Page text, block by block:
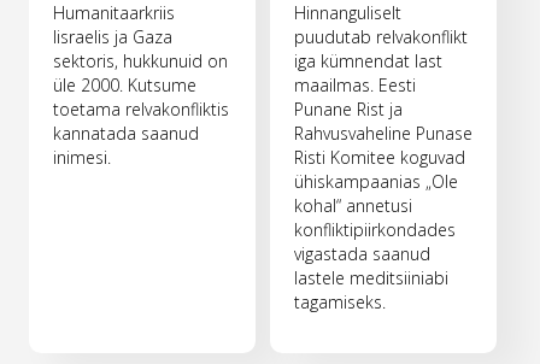
Humanitaarkriis
Iisraelis ja Gaza
sektoris, hukkunuid on
üle 2000. Kutsume
toetama relvakonfliktis
kannatada saanud
inimesi.
Hinnanguliselt
puudutab relvakonflikt
iga kümnendat last
maailmas. Eesti
Punane Rist ja
Rahvusvaheline Punase
Risti Komitee koguvad
ühiskampaanias „Ole
kohal“ annetusi
konfliktipiirkondades
vigastada saanud
lastele meditsiiniabi
tagamiseks.